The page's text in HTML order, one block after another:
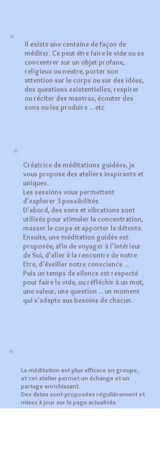
Il existe une centaine de façon de
méditer. Ce peut être faire le vide ou se
concentrer sur un objet profane,
religieux ou neutre, porter son
attention sur le corps ou sur des idées,
des questions existentielles, respirer
ou réciter des mantras, écouter des
sons ou les produire ... etc
Créatrice de méditations guidées, je
vous propose des ateliers inspirants et
uniques.
Les sessions vous permettent
d'explorer 3 possibilités.
D'abord, des sons et vibrations sont
utilisés pour stimuler la concentration,
masser le corps et apporter la détente.
Ensuite, une méditation guidée est
proposée, afin de voyager à l'intérieur
de Soi, d'aller à la rencontre de notre
Etre, d'éveiller notre conscience ...
Puis un temps de silence est respecté
pour faire le vide, ou réfléchir à un mot,
une valeur, une question ... un moment
qui s'adapte aux besoins de chacun.
La méditation est plus efficace en groupe,
et cet atelier permet un échange et un
partage enrichissant.
Des dates sont proposées régulièrement et
mises à jour sur la page actualités.
Vous pouvez vous inscrire dès maintenant